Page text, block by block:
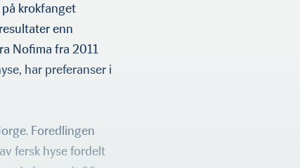
krokfanget
enn
Nofima fra 2011
har preferanser i
Foredlingen
fersk hyse fordelt